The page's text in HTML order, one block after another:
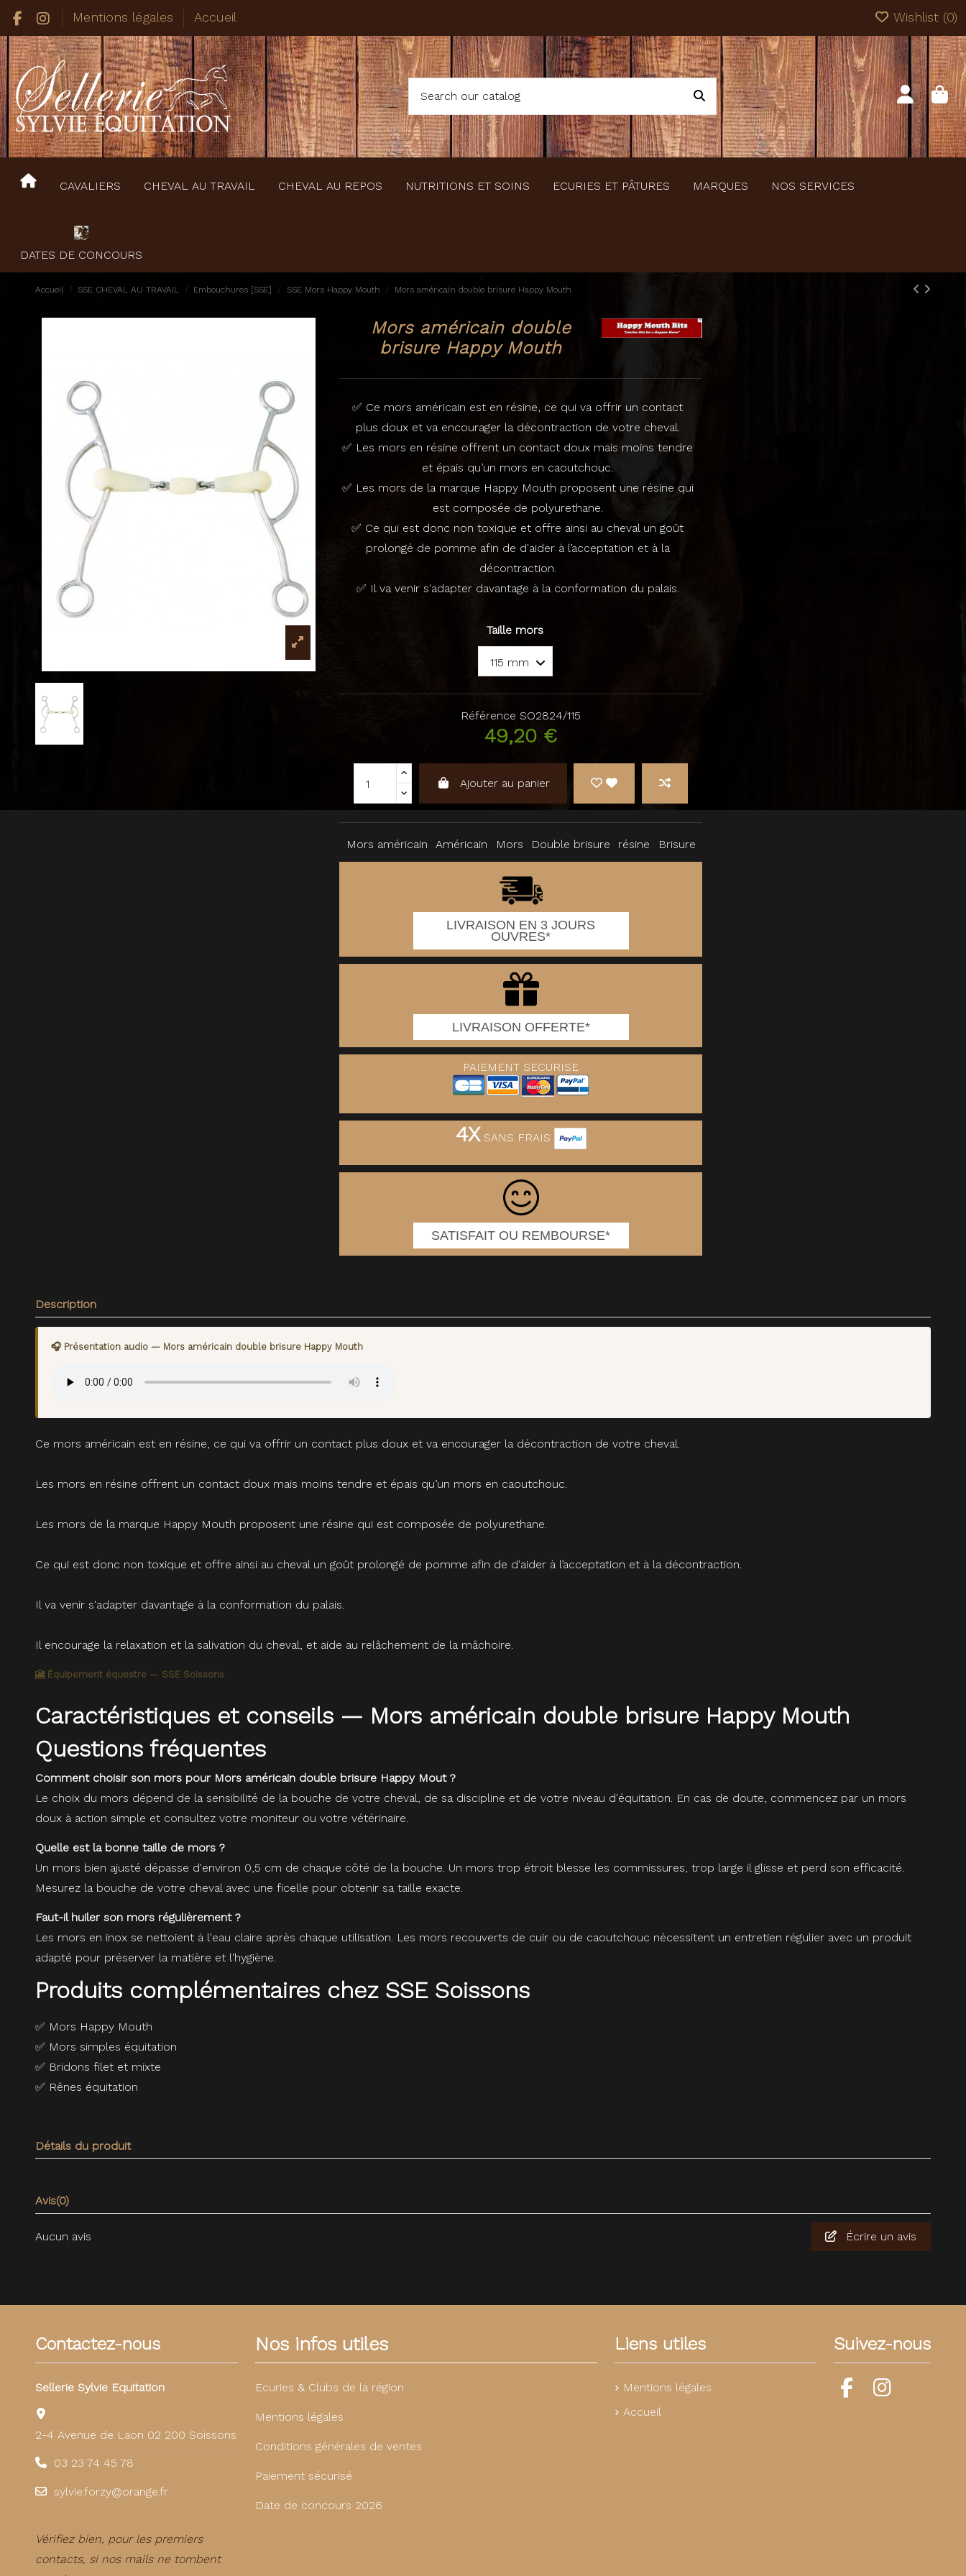
Mentions légales Accueil Wishlist (0)
CAVALIERS CHEVAL AU TRAVAIL CHEVAL AU REPOS NUTRITIONS ET SOINS ECURIES ET PÂTURES MARQUES NOS SERVICES
DATES DE CONCOURS
Accueil SSE CHEVAL AU TRAVAIL Embouchures [SSE] SSE Mors Happy Mouth Mors américain double brisure Happy Mouth
Mors américain double
brisure Happy Mouth
✅ Ce mors américain est en résine, ce qui va offrir un contact
plus doux et va encourager la décontraction de votre cheval.
✅ Les mors en résine offrent un contact doux mais moins tendre
et épais qu’un mors en caoutchouc.
✅ Les mors de la marque Happy Mouth proposent une résine qui
est composée de polyurethane.
✅ Ce qui est donc non toxique et offre ainsi au cheval un goût
prolongé de pomme afin de d'aider à l’acceptation et à la
décontraction.
✅ Il va venir s'adapter davantage à la conformation du palais.
Taille mors
Référence SO2824/115
49,20 €
Ajouter au panier
Mors américain Américain Mors Double brisure résine Brisure
LIVRAISON EN 3 JOURS
OUVRES*
LIVRAISON OFFERTE*
PAIEMENT SECURISE
4XSANS FRAIS
SATISFAIT OU REMBOURSE*
Description
🎧 Présentation audio — Mors américain double brisure Happy Mouth
Ce mors américain est en résine, ce qui va offrir un contact plus doux et va encourager la décontraction de votre cheval.
Les mors en résine offrent un contact doux mais moins tendre et épais qu’un mors en caoutchouc.
Les mors de la marque Happy Mouth proposent une résine qui est composée de polyurethane.
Ce qui est donc non toxique et offre ainsi au cheval un goût prolongé de pomme afin de d'aider à l’acceptation et à la décontraction.
Il va venir s'adapter davantage à la conformation du palais.
Il encourage la relaxation et la salivation du cheval, et aide au relâchement de la mâchoire.
🎦 Équipement équestre — SSE Soissons
Caractéristiques et conseils — Mors américain double brisure Happy Mouth
Questions fréquentes
Comment choisir son mors pour Mors américain double brisure Happy Mout ?
Le choix du mors dépend de la sensibilité de la bouche de votre cheval, de sa discipline et de votre niveau d'équitation. En cas de doute, commencez par un mors
doux à action simple et consultez votre moniteur ou votre vétérinaire.
Quelle est la bonne taille de mors ?
Un mors bien ajusté dépasse d'environ 0,5 cm de chaque côté de la bouche. Un mors trop étroit blesse les commissures, trop large il glisse et perd son efficacité.
Mesurez la bouche de votre cheval avec une ficelle pour obtenir sa taille exacte.
Faut-il huiler son mors régulièrement ?
Les mors en inox se nettoient à l'eau claire après chaque utilisation. Les mors recouverts de cuir ou de caoutchouc nécessitent un entretien régulier avec un produit
adapté pour préserver la matière et l'hygiène.
Produits complémentaires chez SSE Soissons
✅ Mors Happy Mouth
✅ Mors simples équitation
✅ Bridons filet et mixte
✅ Rênes équitation
Détails du produit
Avis(0)
Aucun avis Écrire un avis
Contactez-nous
Sellerie Sylvie Equitation
2-4 Avenue de Laon 02 200 Soissons
03 23 74 45 78
sylvie.forzy@orange.fr
Vérifiez bien, pour les premiers
contacts, si nos mails ne tombent
Nos infos utiles
Ecuries & Clubs de la région
Mentions légales
Conditions générales de ventes
Paiement sécurisé
Date de concours 2026
Liens utiles
Mentions légales
Accueil
Suivez-nous